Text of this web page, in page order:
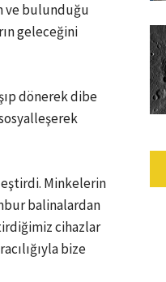
ve bulunduğu
geleceğini
dönerek dibe
Minkelerin
balinalardan
cihazlar
bize